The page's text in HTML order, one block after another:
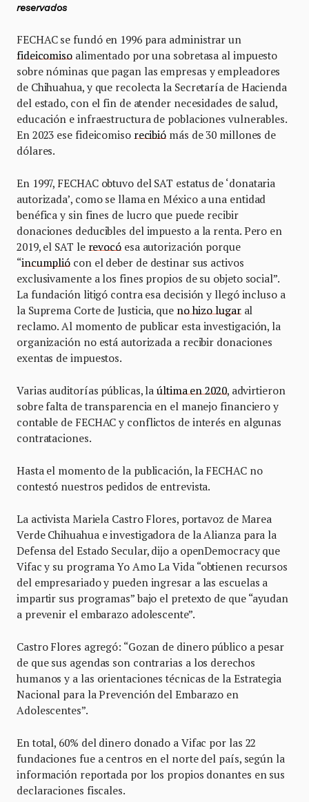
reservados
FECHAC se fundó en 1996 para administrar un
fideicomisoalimentado por una sobretasa al impuesto
sobre nóminas que pagan las empresas y empleadores
de Chihuahua, y que recolecta la Secretaría de Hacienda
del estado, con el fin de atender necesidades de salud,
educación e infraestructura de poblaciones vulnerables.
En 2023 ese fideicomiso recibió más de 30 millones de
dólares.
En 1997, FECHAC obtuvo del SAT estatus de ‘donataria
autorizada’, como se llama en México a una entidad
benéfica y sin fines de lucro que puede recibir
donaciones deducibles del impuesto a la renta. Pero en
2019, el SAT le revocóesa autorización porque
“incumplió con el deber de destinar sus activos
exclusivamente a los fines propios de su objeto social”.
La fundación litigó contra esa decisión y llegó incluso a
la Suprema Corte de Justicia, que no hizo lugaral
reclamo. Al momento de publicar esta investigación, la
organización no está autorizada a recibir donaciones
exentas de impuestos.
Varias auditorías públicas, laúltima en 2020, advirtieron
sobre falta de transparencia en el manejo financiero y
contable de FECHAC y conflictos de interés en algunas
contrataciones.
Hasta el momento de la publicación, la FECHAC no
contestó nuestros pedidos de entrevista.
La activista Mariela Castro Flores, portavoz de Marea
Verde Chihuahua e investigadora de la Alianza para la
Defensa del Estado Secular, dijo a openDemocracy que
Vifac y su programa Yo Amo La Vida “obtienen recursos
del empresariado y pueden ingresar a las escuelas a
impartir sus programas” bajo el pretexto de que “ayudan
a prevenir el embarazo adolescente”.
Castro Flores agregó: “Gozan de dinero público a pesar
de que sus agendas son contrarias a los derechos
humanos y a las orientaciones técnicas de la Estrategia
Nacional para la Prevención del Embarazo en
Adolescentes”.
En total, 60% del dinero donado a Vifac por las 22
fundaciones fue a centros en el norte del país, según la
información reportada por los propios donantes en sus
declaraciones fiscales.